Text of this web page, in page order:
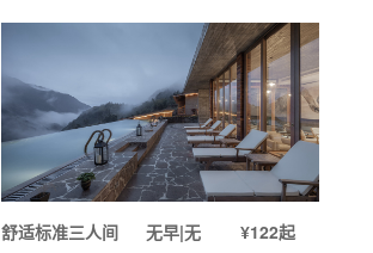
舒适标准三人间 ¥122起
无早|无